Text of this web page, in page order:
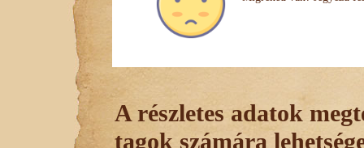
A részletes adatok
tagok számára